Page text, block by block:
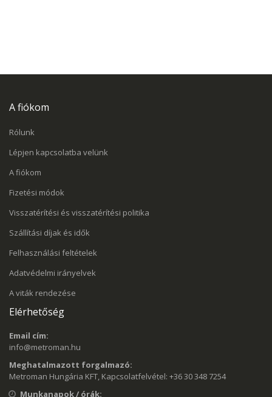
A fiókom
Rólunk
Lépjen kapcsolatba velünk
A fiókom
Fizetési módok
Visszatérítési és visszatérítési politika
Szállítási díjak és idők
Felhasználási feltételek
Adatvédelmi irányelvek
A viták rendezése
Elérhetőség
Email cím:
info@metroman.hu
Meghatalmazott forgalmazó:
Metroman Hungária KFT, Kapcsolatfelvétel: +36 30 348 7254
Munkanapok / órák: